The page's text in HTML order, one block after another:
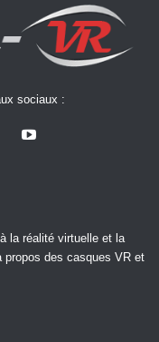
sociaux :
la réalité virtuelle et la
propos des casques VR et